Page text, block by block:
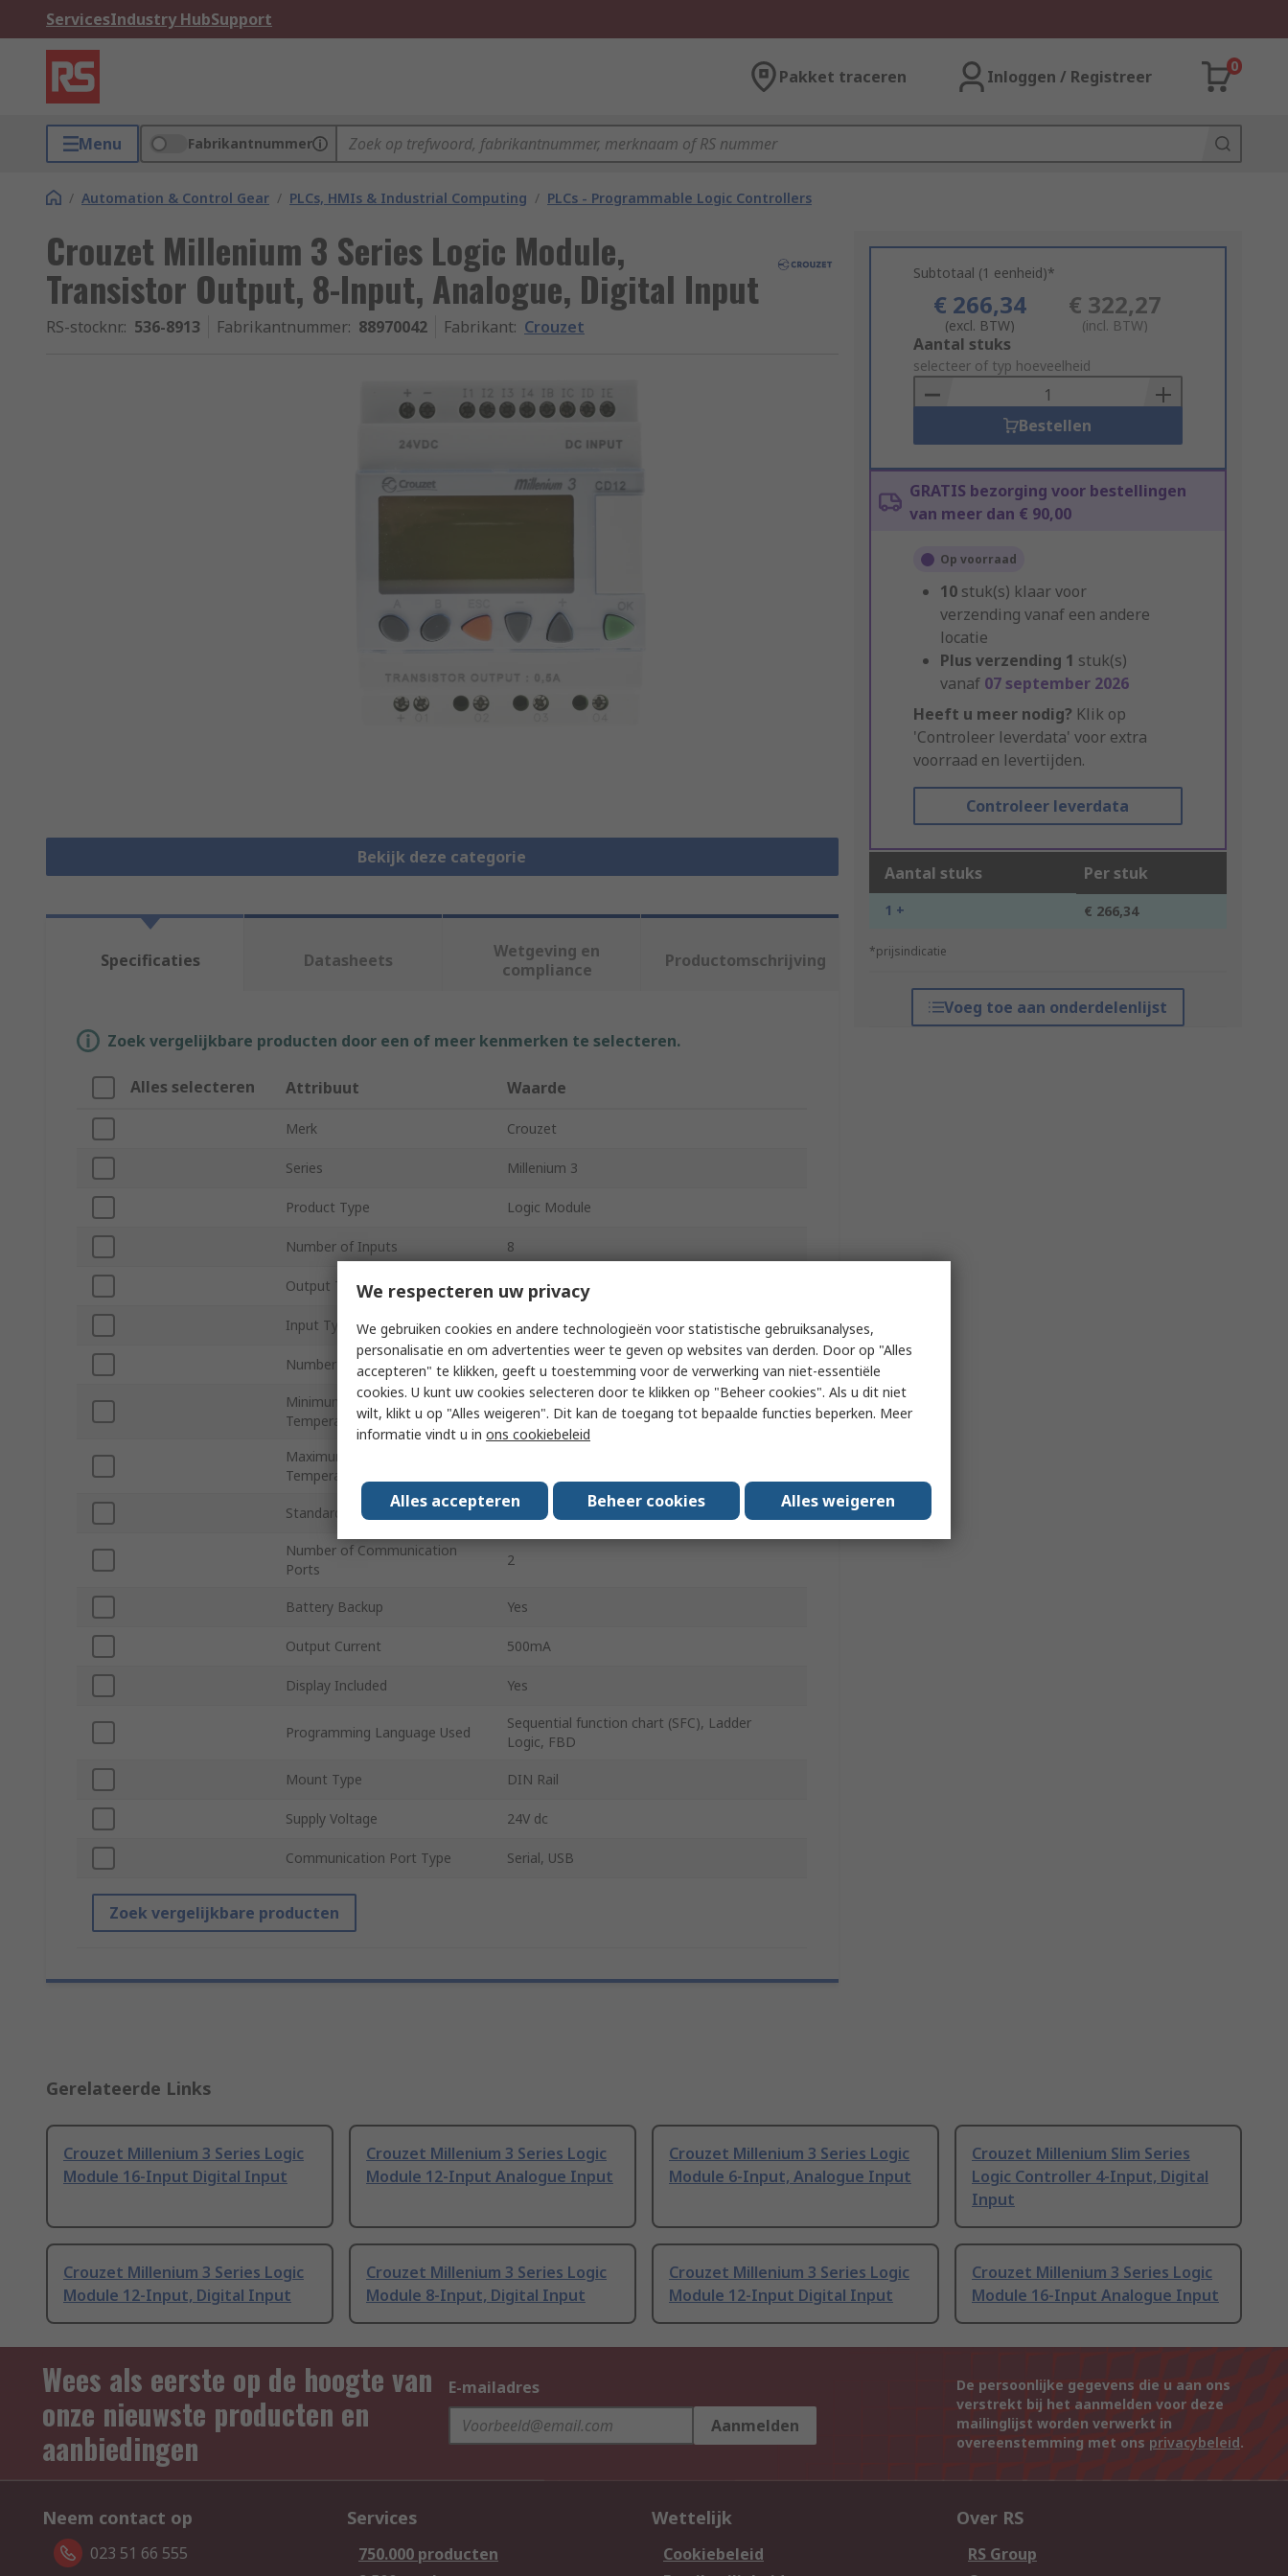
ServicesIndustry HubSupport
Pakket traceren Inloggen / Registreer
0
Menu Fabrikantnummer
/ Automation & Control Gear / PLCs, HMIs & Industrial Computing / PLCs - Programmable Logic Controllers
Crouzet Millenium 3 Series Logic Module,
Transistor Output, 8-Input, Analogue, Digital Input
RS-stocknr.: 536-8913 Fabrikantnummer: 88970042 Fabrikant: Crouzet
Bekijk deze categorie
Subtotaal (1 eenheid)*
€ 266,34
(excl. BTW)
€ 322,27
(incl. BTW)
Add
to
Basket
Aantal stuks
selecteer of typ hoeveelheid
Bestellen
GRATIS bezorging voor bestellingen
van meer dan € 90,00
Op voorraad
10 stuk(s) klaar voor
verzending vanaf een andere
locatie
Plus verzending 1 stuk(s)
vanaf 07 september 2026
Heeft u meer nodig? Klik op
'Controleer leverdata' voor extra
voorraad en levertijden.
Controleer leverdata
Aantal stuks Per stuk
1 + € 266,34
*prijsindicatie
Voeg toe aan onderdelenlijst
Specificaties Datasheets
Wetgeving en
compliance
Productomschrijving
Zoek vergelijkbare producten door een of meer kenmerken te selecteren.
Alles selecteren Attribuut Waarde
Merk Crouzet
Series Millenium 3
Product Type Logic Module
Number of Inputs 8
Output Type Transistor
Input Type Analogue, Digital
Number of Outputs 4
Minimum Operating
Temperature
-20°C
Maximum Operating
Temperature
Standards/Approvals
Number of Communication
Ports
2
Battery Backup Yes
Output Current 500mA
Display Included Yes
Programming Language Used
Sequential function chart (SFC), Ladder
Logic, FBD
Mount Type DIN Rail
Supply Voltage 24V dc
Communication Port Type Serial, USB
Zoek vergelijkbare producten
Gerelateerde Links
Crouzet Millenium 3 Series Logic
Module 16-Input Digital Input
Crouzet Millenium 3 Series Logic
Module 12-Input Analogue Input
Crouzet Millenium 3 Series Logic
Module 6-Input, Analogue Input
Crouzet Millenium Slim Series
Logic Controller 4-Input, Digital
Input
Crouzet Millenium 3 Series Logic
Module 12-Input, Digital Input
Crouzet Millenium 3 Series Logic
Module 8-Input, Digital Input
Crouzet Millenium 3 Series Logic
Module 12-Input Digital Input
Crouzet Millenium 3 Series Logic
Module 16-Input Analogue Input
Wees als eerste op de hoogte van
onze nieuwste producten en
aanbiedingen
E-mailadres
Aanmelden
De persoonlijke gegevens die u aan ons
verstrekt bij het aanmelden voor deze
mailinglijst worden verwerkt in
overeenstemming met ons privacybeleid.
Neem contact op
023 51 66 555
Services
750.000 producten
Wettelijk
Cookiebeleid
Over RS
RS Group
We respecteren uw privacy
We gebruiken cookies en andere technologieën voor statistische gebruiksanalyses,
personalisatie en om advertenties weer te geven op websites van derden. Door op "Alles
accepteren" te klikken, geeft u toestemming voor de verwerking van niet-essentiële
cookies. U kunt uw cookies selecteren door te klikken op "Beheer cookies". Als u dit niet
wilt, klikt u op "Alles weigeren". Dit kan de toegang tot bepaalde functies beperken. Meer
informatie vindt u in ons cookiebeleid
Alles accepteren Beheer cookies Alles weigeren